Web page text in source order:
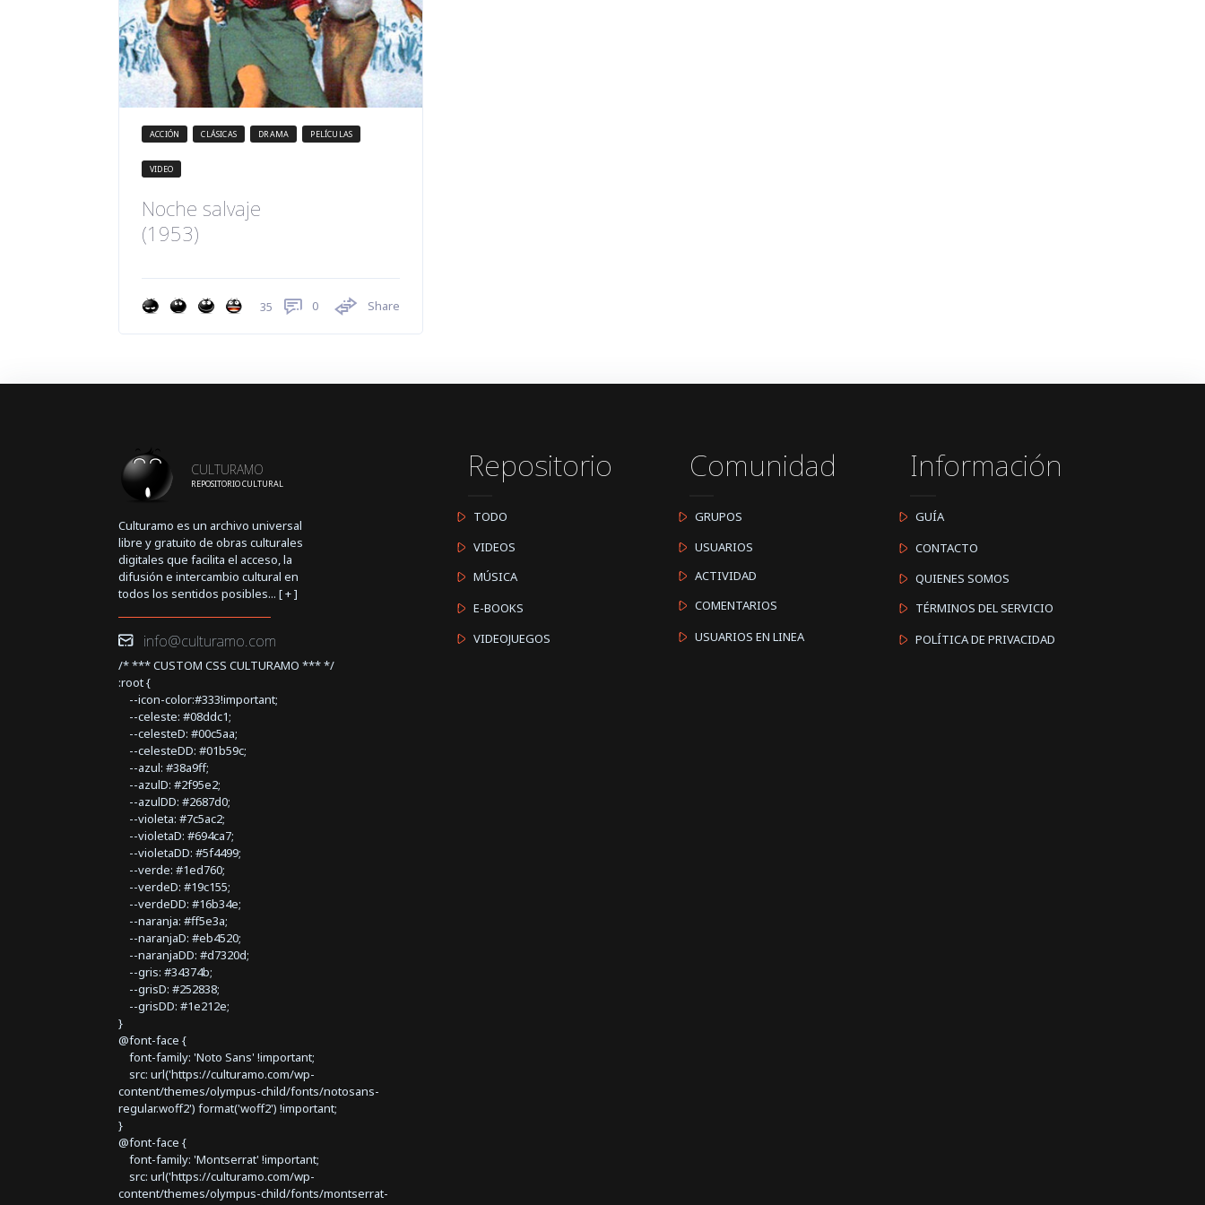
ACCIÓN CLÁSICAS DRAMA PELÍCULAS
VIDEO
Noche salvaje
(1953)
35 0 Share
CULTURAMO
REPOSITORIO CULTURAL
Culturamo es un archivo universal
libre y gratuito de obras culturales
digitales que facilita el acceso, la
difusión e intercambio cultural en
todos los sentidos posibles... [+]
info@culturamo.com
/* *** CUSTOM CSS CULTURAMO *** */
:root {
--icon-color:#333!important;
--celeste: #08ddc1;
--celesteD: #00c5aa;
--celesteDD: #01b59c;
--azul: #38a9ff;
--azulD: #2f95e2;
--azulDD: #2687d0;
--violeta: #7c5ac2;
--violetaD: #694ca7;
--violetaDD: #5f4499;
--verde: #1ed760;
--verdeD: #19c155;
--verdeDD: #16b34e;
--naranja: #ff5e3a;
--naranjaD: #eb4520;
--naranjaDD: #d7320d;
--gris: #34374b;
--grisD: #252838;
--grisDD: #1e212e;
}
@font-face {
font-family: 'Noto Sans' !important;
src: url('https://culturamo.com/wp-
content/themes/olympus-child/fonts/notosans-
regular.woff2') format('woff2') !important;
}
@font-face {
font-family: 'Montserrat' !important;
src: url('https://culturamo.com/wp-
content/themes/olympus-child/fonts/montserrat-
Repositorio
TODO
VIDEOS
MÚSICA
E-BOOKS
VIDEOJUEGOS
Comunidad
GRUPOS
USUARIOS
ACTIVIDAD
COMENTARIOS
USUARIOS EN LINEA
Información
GUÍA
CONTACTO
QUIENES SOMOS
TÉRMINOS DEL SERVICIO
POLÍTICA DE PRIVACIDAD